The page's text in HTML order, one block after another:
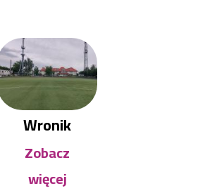
Wronik
Zobacz
więcej